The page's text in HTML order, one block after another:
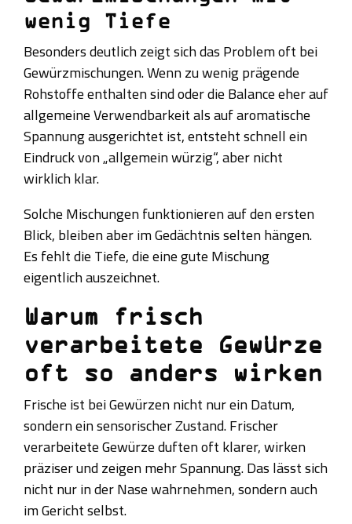
wenig Tiefe
Besonders deutlich zeigt sich das Problem oft bei
Gewürzmischungen. Wenn zu wenig prägende
Rohstoffe enthalten sind oder die Balance eher auf
allgemeine Verwendbarkeit als auf aromatische
Spannung ausgerichtet ist, entsteht schnell ein
Eindruck von „allgemein würzig“, aber nicht
wirklich klar.
Solche Mischungen funktionieren auf den ersten
Blick, bleiben aber im Gedächtnis selten hängen.
Es fehlt die Tiefe, die eine gute Mischung
eigentlich auszeichnet.
Warum frisch
verarbeitete Gewürze
oft so anders wirken
Frische ist bei Gewürzen nicht nur ein Datum,
sondern ein sensorischer Zustand. Frischer
verarbeitete Gewürze duften oft klarer, wirken
präziser und zeigen mehr Spannung. Das lässt sich
nicht nur in der Nase wahrnehmen, sondern auch
im Gericht selbst.